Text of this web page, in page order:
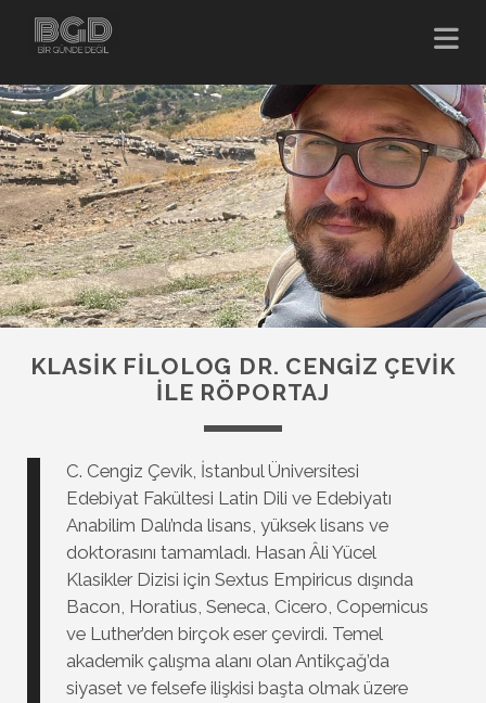
KLASIK FILOLOG DR. CENGIZ ÇEVIK
ILE RÖPORTAJ
C. Cengiz Çevik, İstanbul Üniversitesi
Edebiyat Fakültesi Latin Dili ve Edebiyatı
Anabilim Dalı’nda lisans, yüksek lisans ve
doktorasını tamamladı. Hasan Âli Yücel
Klasikler Dizisi için Sextus Empiricus dışında
Bacon, Horatius, Seneca, Cicero, Copernicus
ve Luther’den birçok eser çevirdi. Temel
akademik çalışma alanı olan Antikçağ’da
siyaset ve felsefe ilişkisi başta olmak üzere